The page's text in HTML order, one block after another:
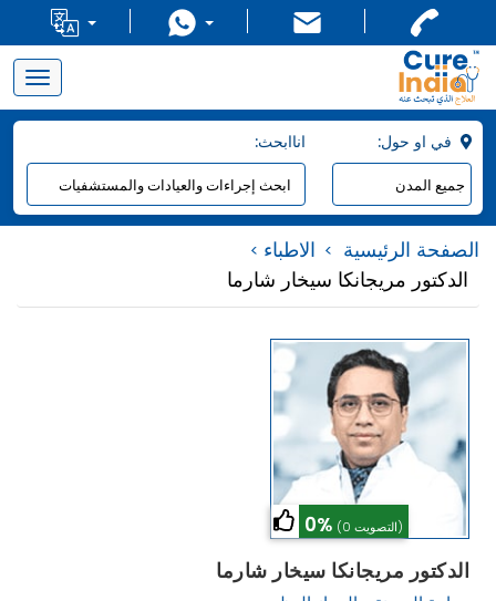
Toggle
navigation
:اناابحث
الصفحة الرئيسية
الاطباء
الدكتور مريجانكا سيخار شارما
0% (0 التصويت)
الدكتور مريجانكا سيخار شارما